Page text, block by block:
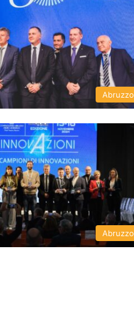
Abruzzo
Abruzzo